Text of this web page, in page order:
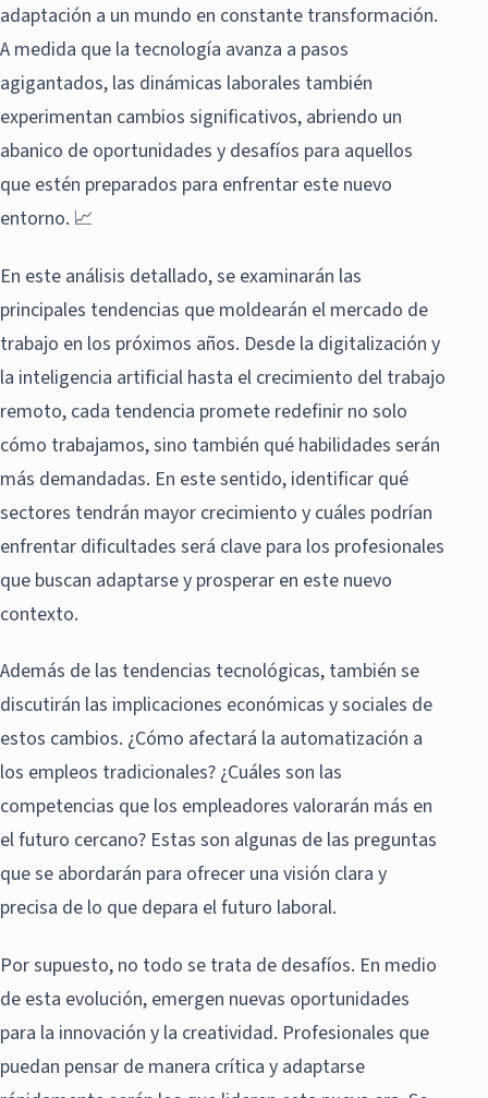
adaptación a un mundo en constante transformación.
A medida que la tecnología avanza a pasos
agigantados, las dinámicas laborales también
experimentan cambios significativos, abriendo un
abanico de oportunidades y desafíos para aquellos
que estén preparados para enfrentar este nuevo
entorno. 📈
En este análisis detallado, se examinarán las
principales tendencias que moldearán el mercado de
trabajo en los próximos años. Desde la digitalización y
la inteligencia artificial hasta el crecimiento del trabajo
remoto, cada tendencia promete redefinir no solo
cómo trabajamos, sino también qué habilidades serán
más demandadas. En este sentido, identificar qué
sectores tendrán mayor crecimiento y cuáles podrían
enfrentar dificultades será clave para los profesionales
que buscan adaptarse y prosperar en este nuevo
contexto.
Además de las tendencias tecnológicas, también se
discutirán las implicaciones económicas y sociales de
estos cambios. ¿Cómo afectará la automatización a
los empleos tradicionales? ¿Cuáles son las
competencias que los empleadores valorarán más en
el futuro cercano? Estas son algunas de las preguntas
que se abordarán para ofrecer una visión clara y
precisa de lo que depara el futuro laboral.
Por supuesto, no todo se trata de desafíos. En medio
de esta evolución, emergen nuevas oportunidades
para la innovación y la creatividad. Profesionales que
puedan pensar de manera crítica y adaptarse